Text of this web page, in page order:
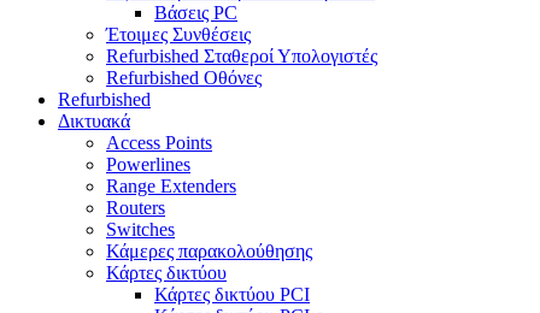
Βάσεις PC
Έτοιμες Συνθέσεις
Refurbished Σταθεροί Υπολογιστές
Refurbished Οθόνες
Refurbished
Δικτυακά
Access Points
Powerlines
Range Extenders
Routers
Switches
Κάμερες παρακολούθησης
Κάρτες δικτύου
Κάρτες δικτύου PCI